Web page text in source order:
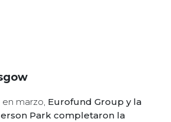
marzo, Eurofund Group y la
Park completaron la